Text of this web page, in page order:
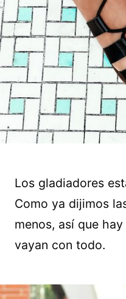
Los gladiadores
Como ya dijimos
menos, así que
vayan con todo.